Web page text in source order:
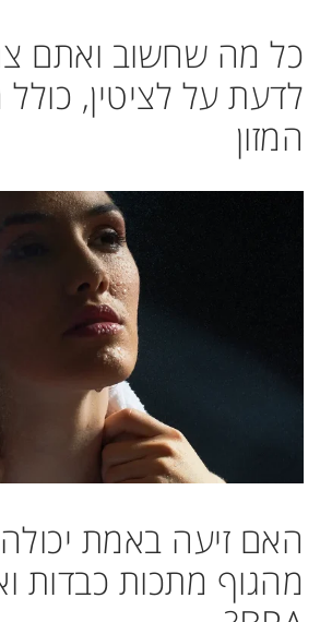
כל מה שחשוב ואתם
לדעת על לציטין, כולל
המזון
האם זיעה באמת
מהגוף מתכות כבדות